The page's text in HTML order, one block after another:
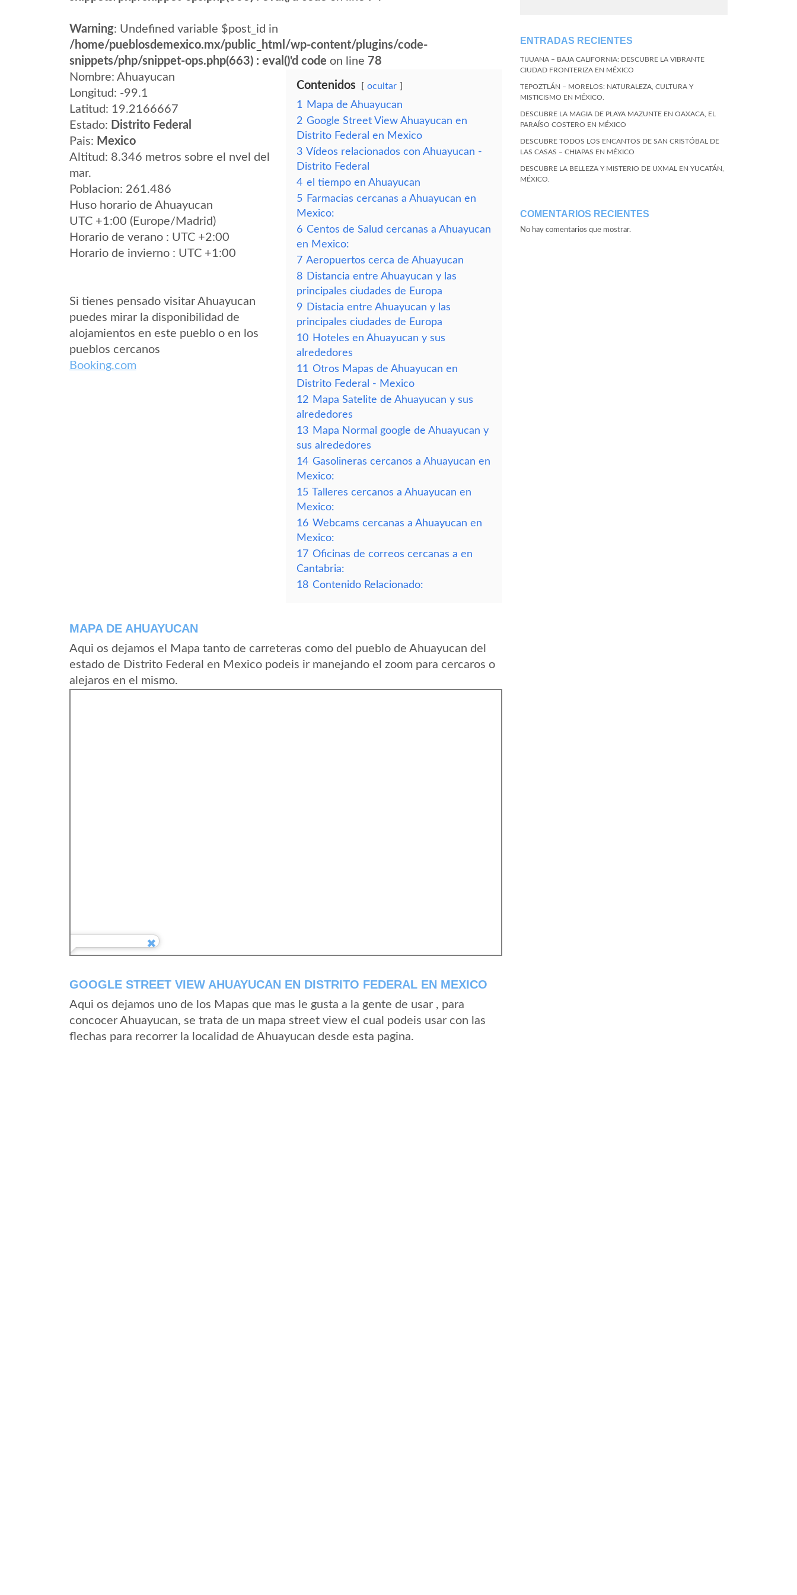
Warning: Undefined variable $post_id in
/home/pueblosdemexico.mx/public_html/wp-content/plugins/code-
snippets/php/snippet-ops.php(663) : eval()'d code on line 78
Nombre: Ahuayucan
Longitud: -99.1
Latitud: 19.2166667
Estado: Distrito Federal
Pais: Mexico
Altitud: 8.346 metros sobre el nvel del
mar.
Poblacion: 261.486
Huso horario de Ahuayucan
UTC +1:00 (Europe/Madrid)
Horario de verano : UTC +2:00
Horario de invierno : UTC +1:00
Si tienes pensado visitar Ahuayucan
puedes mirar la disponibilidad de
alojamientos en este pueblo o en los
pueblos cercanos
Booking.com
Contenidos ocultar
1
Mapa de Ahuayucan
2 Google Street View Ahuayucan en
Distrito Federal en Mexico
3 Vídeos relacionados con Ahuayucan -
Distrito Federal
4 el tiempo en Ahuayucan
5 Farmacias cercanas a Ahuayucan en
Mexico:
6 Centos de Salud cercanas a Ahuayucan
en Mexico:
7 Aeropuertos cerca de Ahuayucan
8 Distancia entre Ahuayucan y las
principales ciudades de Europa
9 Distacia entre Ahuayucan y las
principales ciudades de Europa
10 Hoteles en Ahuayucan y sus
alrededores
11 Otros Mapas de Ahuayucan en
Distrito Federal - Mexico
12 Mapa Satelite de Ahuayucan y sus
alrededores
13 Mapa Normal google de Ahuayucan y
sus alrededores
14 Gasolineras cercanos a Ahuayucan en
Mexico:
15 Talleres cercanos a Ahuayucan en
Mexico:
16 Webcams cercanas a Ahuayucan en
Mexico:
17 Oficinas de correos cercanas a en
Cantabria:
18 Contenido Relacionado:
MAPA DE AHUAYUCAN
Aqui os dejamos el Mapa tanto de carreteras como del pueblo de Ahuayucan del
estado de Distrito Federal en Mexico podeis ir manejando el zoom para cercaros o
alejaros en el mismo.
GOOGLE STREET VIEW AHUAYUCAN EN DISTRITO FEDERAL EN MEXICO
Aqui os dejamos uno de los Mapas que mas le gusta a la gente de usar , para
concocer Ahuayucan, se trata de un mapa street view el cual podeis usar con las
flechas para recorrer la localidad de Ahuayucan desde esta pagina.
ENTRADAS RECIENTES
TIJUANA – BAJA CALIFORNIA: DESCUBRE LA VIBRANTE
CIUDAD FRONTERIZA EN MÉXICO
TEPOZTLÁN – MORELOS: NATURALEZA, CULTURA Y
MISTICISMO EN MÉXICO.
DESCUBRE LA MAGIA DE PLAYA MAZUNTE EN OAXACA, EL
PARAÍSO COSTERO EN MÉXICO
DESCUBRE TODOS LOS ENCANTOS DE SAN CRISTÓBAL DE
LAS CASAS – CHIAPAS EN MÉXICO
DESCUBRE LA BELLEZA Y MISTERIO DE UXMAL EN YUCATÁN,
MÉXICO.
COMENTARIOS RECIENTES
No hay comentarios que mostrar.